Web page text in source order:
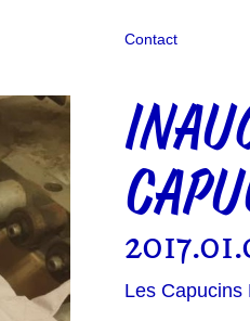
Contact
Les Capucins